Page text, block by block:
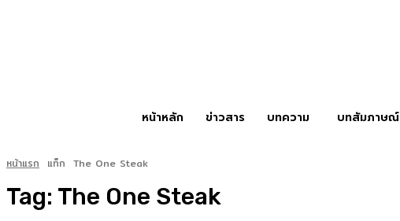
หน้าหลัก ข่าวสาร บทความ บทสัมภาษณ์
หน้าแรก แท็ก The One Steak
Tag: The One Steak